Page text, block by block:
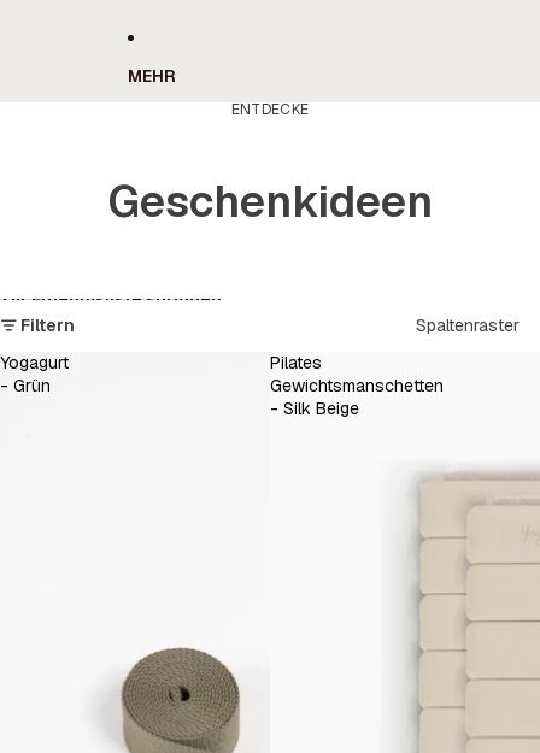
MEHR
ENTDECKE
Geschenkideen
Zur Ergebnisliste springen
Filtern
Spaltenraster
Yogagurt
- Grün
Pilates
Gewichtsmanschetten
- Silk Beige